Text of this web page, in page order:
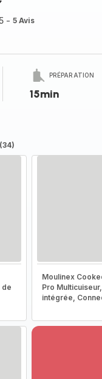
- 5 Avis
PRÉPARATION
15min
de
Moulinex
Pro
intégrée,